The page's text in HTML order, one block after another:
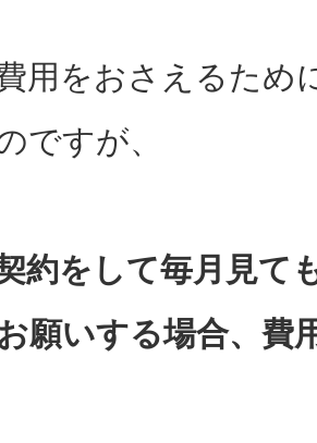
用をおさえるため
ですが、
約をして毎月見て
願いする場合、費